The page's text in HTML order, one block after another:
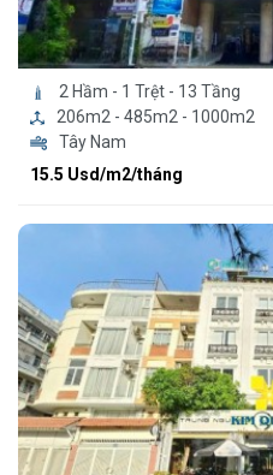
2 Hầm - 1 Trệt - 13 Tầng
206m2 - 485m2 - 1000m2
Tây Nam
15.5 Usd/m2/tháng